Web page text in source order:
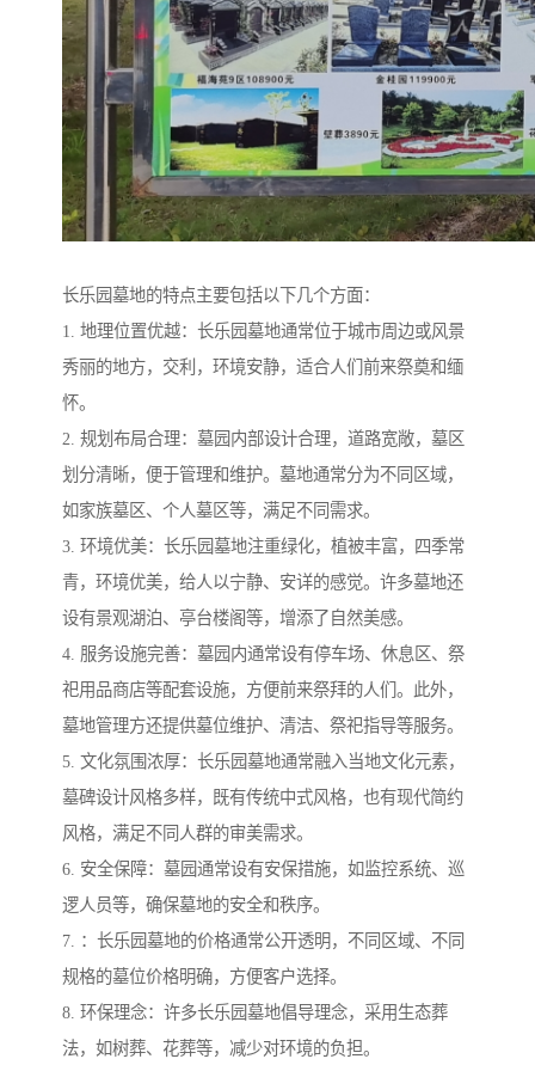
长乐园墓地的特点主要包括以下几个方面：
1. 地理位置优越：长乐园墓地通常位于城市周边或风景
秀丽的地方，交利，环境安静，适合人们前来祭奠和缅
怀。
2. 规划布局合理：墓园内部设计合理，道路宽敞，墓区
划分清晰，便于管理和维护。墓地通常分为不同区域，
如家族墓区、个人墓区等，满足不同需求。
3. 环境优美：长乐园墓地注重绿化，植被丰富，四季常
青，环境优美，给人以宁静、安详的感觉。许多墓地还
设有景观湖泊、亭台楼阁等，增添了自然美感。
4. 服务设施完善：墓园内通常设有停车场、休息区、祭
祀用品商店等配套设施，方便前来祭拜的人们。此外，
墓地管理方还提供墓位维护、清洁、祭祀指导等服务。
5. 文化氛围浓厚：长乐园墓地通常融入当地文化元素，
墓碑设计风格多样，既有传统中式风格，也有现代简约
风格，满足不同人群的审美需求。
6. 安全保障：墓园通常设有安保措施，如监控系统、巡
逻人员等，确保墓地的安全和秩序。
7. ：长乐园墓地的价格通常公开透明，不同区域、不同
规格的墓位价格明确，方便客户选择。
8. 环保理念：许多长乐园墓地倡导理念，采用生态葬
法，如树葬、花葬等，减少对环境的负担。